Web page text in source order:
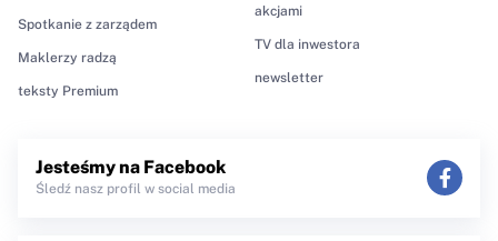
Spotkanie z zarządem
Maklerzy radzą
teksty Premium
akcjami
TV dla inwestora
newsletter
Jesteśmy na Facebook
Śledź nasz profil w social media